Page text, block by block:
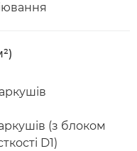
(з блоком
D1)